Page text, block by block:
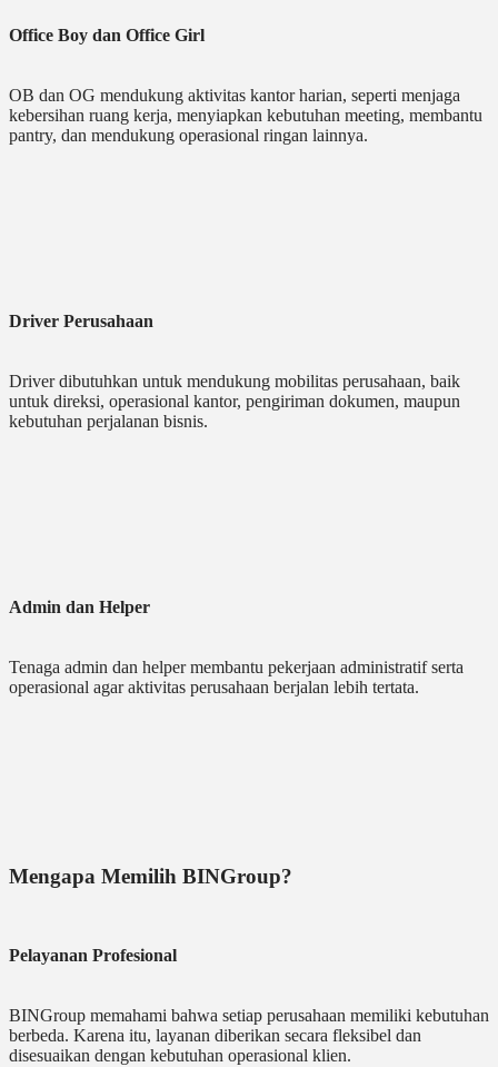
Office Boy dan Office Girl
OB dan OG mendukung aktivitas kantor harian, seperti menjaga
kebersihan ruang kerja, menyiapkan kebutuhan meeting, membantu
pantry, dan mendukung operasional ringan lainnya.
Driver Perusahaan
Driver dibutuhkan untuk mendukung mobilitas perusahaan, baik
untuk direksi, operasional kantor, pengiriman dokumen, maupun
kebutuhan perjalanan bisnis.
Admin dan Helper
Tenaga admin dan helper membantu pekerjaan administratif serta
operasional agar aktivitas perusahaan berjalan lebih tertata.
Mengapa Memilih BINGroup?
Pelayanan Profesional
BINGroup memahami bahwa setiap perusahaan memiliki kebutuhan
berbeda. Karena itu, layanan diberikan secara fleksibel dan
disesuaikan dengan kebutuhan operasional klien.